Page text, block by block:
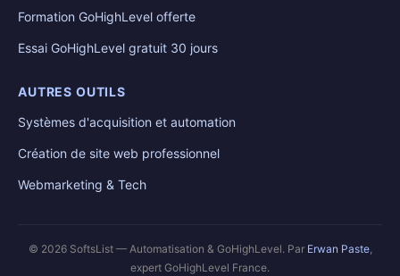
Formation GoHighLevel offerte
Essai GoHighLevel gratuit 30 jours
AUTRES OUTILS
Systèmes d'acquisition et automation
Création de site web professionnel
Webmarketing & Tech
© 2026 SoftsList — Automatisation & GoHighLevel. Par Erwan Paste,
expert GoHighLevel France.